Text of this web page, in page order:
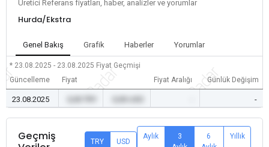
Üretici Referans fiyatları, haber, analizler ve yorumlar
Hurda/Ekstra
Genel Bakış Grafik Haberler Yorumlar
* 23.08.2025 - 23.08.2025 Fiyat Geçmişi
Güncelleme
Fiyat Fiyat Aralığı Günlük Değişim
23.08.2025 -
Geçmiş
TRY USD
Aylık
3
6
Yıllık